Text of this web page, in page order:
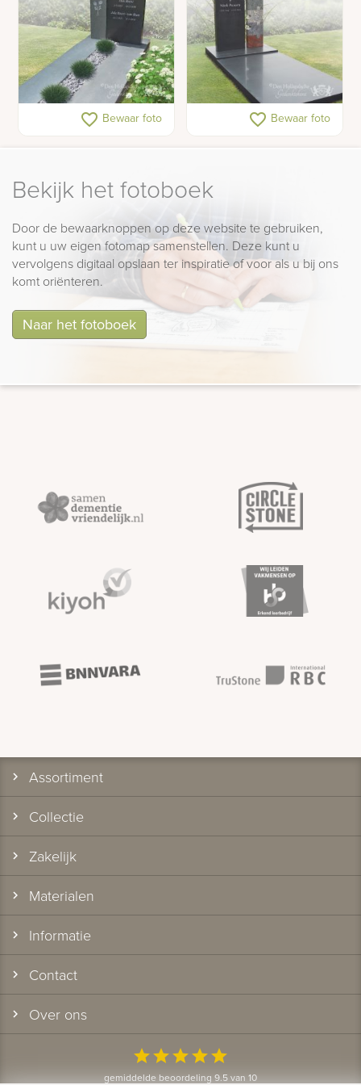
Moderne antraciete
favorite_border Bewaar foto Moderne grafsteen
favorite_border Bewaar foto
Bekijk het fotoboek
Door de bewaarknoppen op deze website te gebruiken,
kunt u uw eigen fotomap samenstellen. Deze kunt u
vervolgens digitaal opslaan ter inspiratie of voor als u bij ons
komt oriënteren.
Naar het fotoboek
Assortiment
Collectie
Zakelijk
Materialen
Informatie
Contact
Over ons
starstarstarstarstar
gemiddelde beoordeling 9.5 van 10